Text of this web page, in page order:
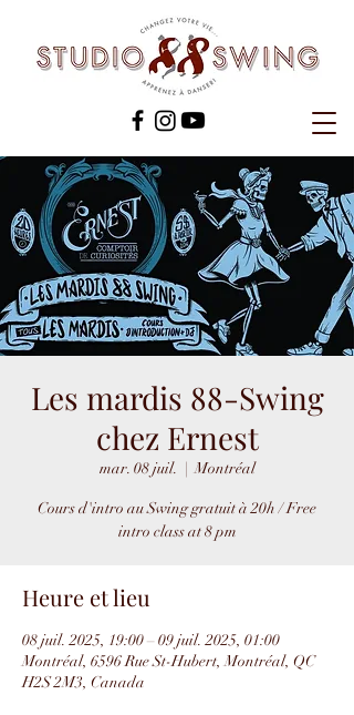
Les mardis 88-Swing
chez Ernest
mar. 08 juil.
  |
Montréal
Cours d'intro au Swing gratuit à 20h / Free
intro class at 8 pm
Heure et lieu
08 juil. 2025, 19:00 – 09 juil. 2025, 01:00
Montréal, 6596 Rue St-Hubert, Montréal, QC
H2S 2M3, Canada